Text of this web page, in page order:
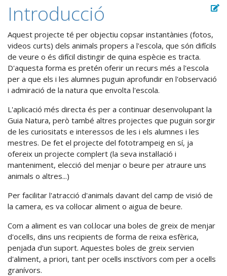
Introducció
Aquest projecte té per objectiu copsar instantànies (fotos,
videos curts) dels animals propers a l'escola, que són difícils
de veure o és difícil distingir de quina espècie es tracta.
D'aquesta forma es pretén oferir un recurs més a l'escola
per a que els i les alumnes puguin aprofundir en l'observació
i admiració de la natura que envolta l'escola.
L'aplicació més directa és per a continuar desenvolupant la
Guia Natura, però també altres projectes que puguin sorgir
de les curiositats e interessos de les i els alumnes i les
mestres. De fet el projecte del fototrampeig en sí, ja
ofereix un projecte complert (la seva instal·lació i
manteniment, elecció del menjar o beure per atraure uns
animals o altres...)
Per facilitar l'atracció d'animals davant del camp de visió de
la camera, es va col·locar aliment o aigua de beure.
Com a aliment es van col.locar una boles de greix de menjar
d'ocells, dins uns recipients de forma de reixa esfèrica,
penjada d'un suport. Aquestes boles de greix servien
d'aliment, a priori, tant per ocells insctívors com per a ocells
granívors.